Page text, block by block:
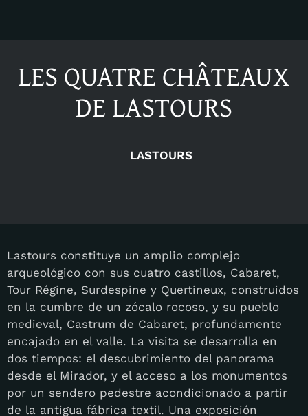
LES QUATRE CHÂTEAUX
DE LASTOURS
LASTOURS
Lastours constituye un amplio complejo
arqueológico con sus cuatro castillos, Cabaret,
Tour Régine, Surdespine y Quertineux, construidos
en la cumbre de un zócalo rocoso, y su pueblo
medieval, Castrum de Cabaret, profundamente
encajado en el valle. La visita se desarrolla en
dos tiempos: el descubrimiento del panorama
desde el Mirador, y el acceso a los monumentos
por un sendero pedestre acondicionado a partir
de la antigua fábrica textil. Una exposición